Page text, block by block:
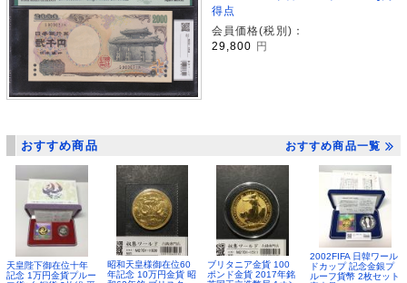
得点
会員価格(税別)：
29,800
円
おすすめ商品 おすすめ商品一覧
天皇陛下御在位十年
記念 1万円金貨プルー
昭和天皇様御在位60
年記念 10万円金貨 昭
ブリタニア金貨 100
ポンド金貨 2017年銘
2002FIFA 日韓ワール
ドカップ 記念金銀プ
ルーフ貨幣 2枚セット